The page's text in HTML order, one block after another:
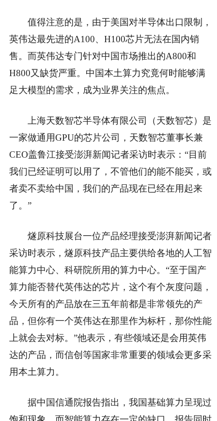
值得注意的是，由于美国对半导体出口限制，
英伟达最先进的A100、H100芯片无法在国内销
售。而英伟达专门针对中国市场推出的A800和
H800又缺货严重。中国本土算力究竟何时能够满
足大模型的需求，成为业界关注的焦点。
上海天数智芯半导体有限公司（天数智芯）是
一家做通用GPU的芯片公司，天数智芯董事长兼
CEO盖鲁江接受澎湃新闻记者采访时表示：“目前
我们已经证明可以用了，不管他们的能不能买，或
者卖不卖给中国，我们的产品现在已经在用起来
了。”
燧原科技展台一位产品经理接受澎湃新闻记者
采访时表示，燧原科技产品主要供给各地的人工智
能算力中心、科研院所用的算力中心。“至于国产
算力能否替代英伟达的芯片，这个有个灰度问题，
今天所有的产品放在三五年前都是非常领先的产
品，但你有一个英伟达在那里作为标杆，那你性能
上就会去对标。”他表示，有些领域还是会用英伟
达的产品，而信创等国家非常重要的领域会更多采
用本土算力。
据中国信通院报告指出，我国基础算力呈现过